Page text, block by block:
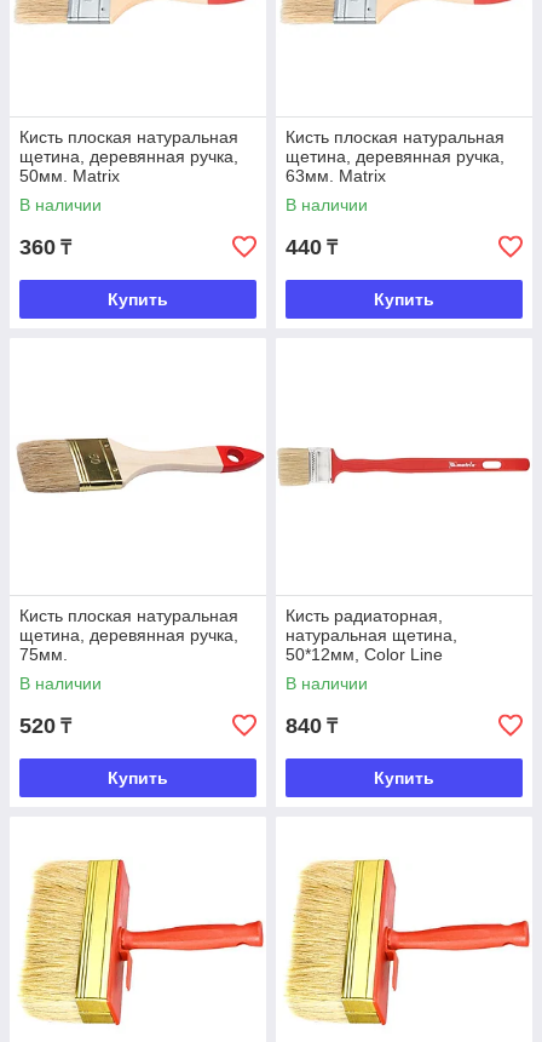
Кисть плоская натуральная
щетина, деревянная ручка,
50мм. Matrix
В наличии
360 ₸
Купить
Кисть плоская натуральная
щетина, деревянная ручка,
63мм. Matrix
В наличии
440 ₸
Купить
Кисть плоская натуральная
щетина, деревянная ручка,
75мм.
В наличии
520 ₸
Купить
Кисть радиаторная,
натуральная щетина,
50*12мм, Color Line
"ЭМАЛИ", Matrix
В наличии
840 ₸
Купить